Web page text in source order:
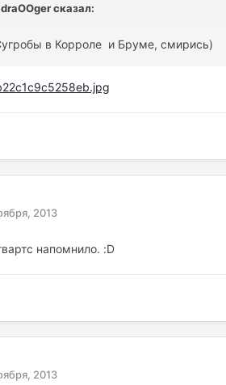
сказал:
в Корроле и Бруме, смирись)
2013
напомнило. :D
2013